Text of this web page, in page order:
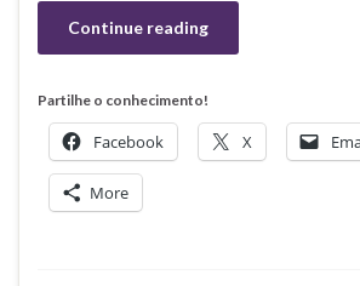
Continue reading
Partilhe o conhecimento!
Facebook X
More